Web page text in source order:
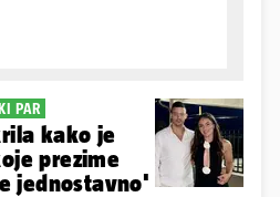
PAR
kako je
prezime
jednostavno'